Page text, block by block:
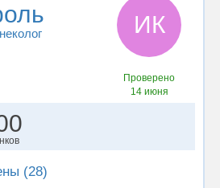
ИК
Проверено
14 июня
(28)